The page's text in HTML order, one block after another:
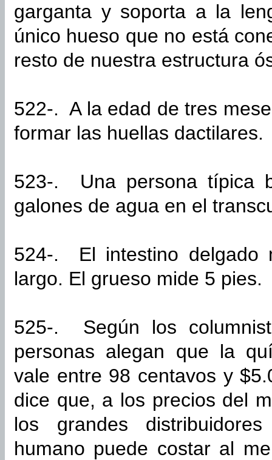
garganta y soporta a la
único hueso que no está
resto de nuestra estructura
522-. A la edad de tres
formar las huellas dactilares.
523-. Una persona típica
galones de agua en el
524-. El intestino
largo. El grueso mide 5 pies.
525-. Según los
personas alegan que la
vale entre 98 centavos y
dice que, a los precios del
los grandes
humano puede costar al